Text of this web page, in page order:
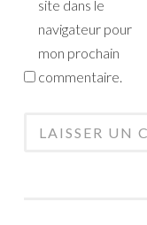
site dans le
navigateur pour
mon prochain
commentaire.